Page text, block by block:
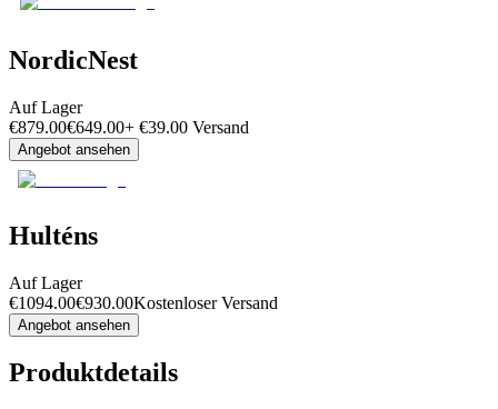
NordicNest
Auf Lager
€879.00€649.00+ €39.00 Versand
Angebot ansehen
Hulténs
Auf Lager
€1094.00€930.00Kostenloser Versand
Angebot ansehen
Produktdetails